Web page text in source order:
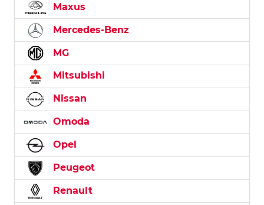
Maxus
Mercedes-Benz
MG
Mitsubishi
Nissan
Omoda
Opel
Peugeot
Renault